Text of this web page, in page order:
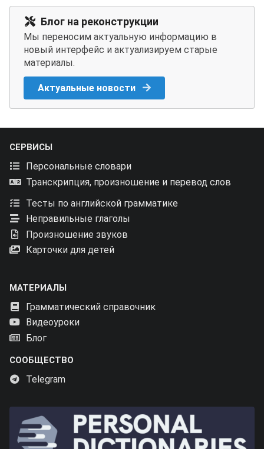
Блог на реконструкции
Мы переносим актуальную информацию в
новый интерфейс и актуализируем старые
материалы.
Актуальные новости
СЕРВИСЫ
Персональные словари
Транскрипция, произношение и перевод слов
Тесты по английской грамматике
Неправильные глаголы
Произношение звуков
Карточки для детей
МАТЕРИАЛЫ
Грамматический справочник
Видеоуроки
Блог
СООБЩЕСТВО
Telegram